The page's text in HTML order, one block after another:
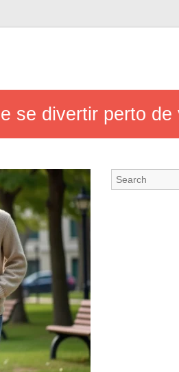
se divertir perto de